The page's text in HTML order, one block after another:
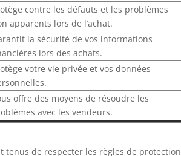
contre les défauts et les problèmes
apparents lors de l’achat.
la sécurité de vos informations
lors des achats.
votre vie privée et vos données
offre des moyens de résoudre les
avec les vendeurs.
tenus de respecter les règles de protection